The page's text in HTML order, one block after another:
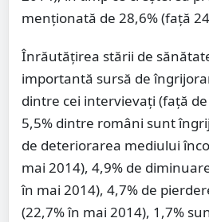
menţionată de 28,6% (faţă
Înrăutăţirea stării de
importantă sursă de
dintre cei intervievaţi (faţă
5,5% dintre români sunt
de deteriorarea mediului
mai 2014), 4,9% de
în mai 2014), 4,7% de
(22,7% în mai 2014), 1,7%